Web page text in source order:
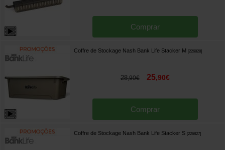
Comprar
Coffre de Stockage Nash Bank Life Stacker M [226828]
28,90€ 25,90€
Comprar
Coffre de Stockage Nash Bank Life Stacker S [226827]